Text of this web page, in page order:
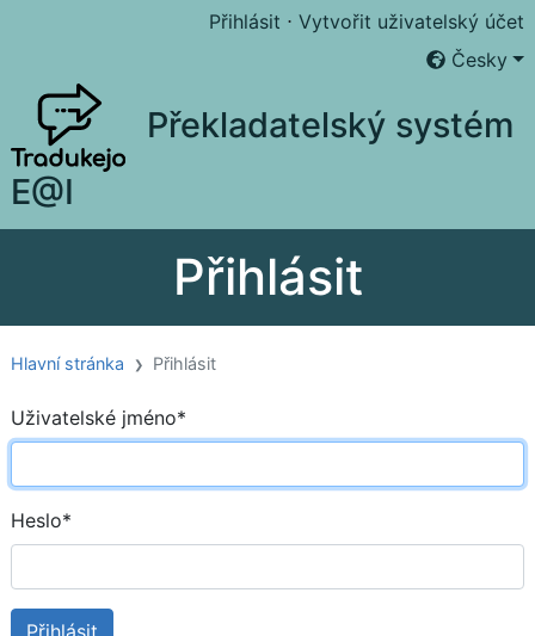
Přihlásit ⋅Vytvořit uživatelský účet
Česky
Překladatelský systém
E@I
Přihlásit
Hlavní stránka Přihlásit
Uživatelské jméno*
Heslo*